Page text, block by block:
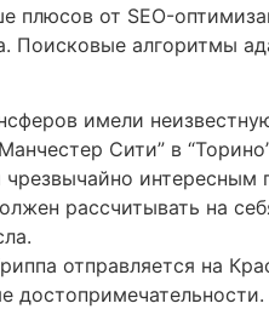
плюсов от SEO-
Поисковые алгоритмы
имели
Сити” в
чрезвычайно
рассчитывать на
отправляется на
достопримечательности.